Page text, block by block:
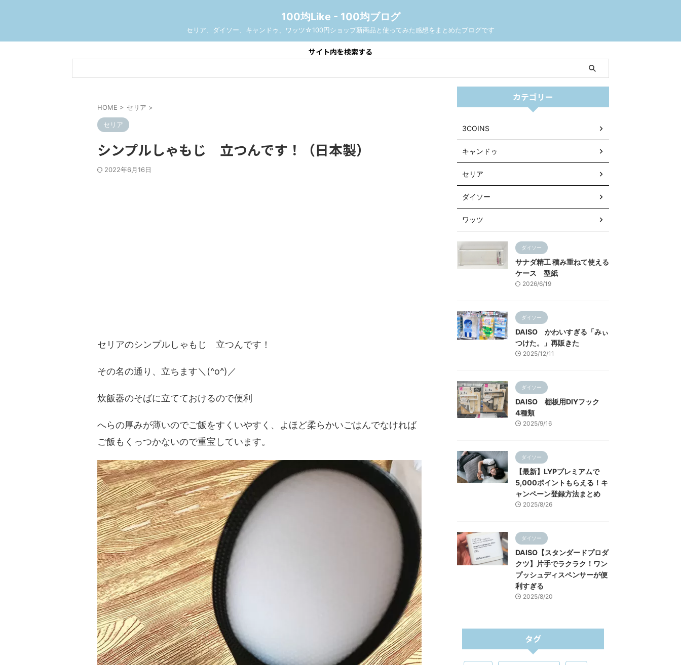
100均Like - 100均ブログ
セリア、ダイソー、キャンドゥ、ワッツ☆100円ショップ新商品と使ってみた感想をまとめたブログです
サイト内を検索する
HOME > セリア >
セリア
シンプルしゃもじ 立つんです！（日本製）
2022年6月16日
セリアのシンプルしゃもじ 立つんです！
その名の通り、立ちます＼(^o^)／
炊飯器のそばに立てておけるので便利
へらの厚みが薄いのでご飯をすくいやすく、よほど柔らかいごはんでなければ
ご飯もくっつかないので重宝しています。
カテゴリー
3COINS
キャンドゥ
セリア
ダイソー
ワッツ
ダイソー
サナダ精工 積み重ねて使える
ケース 型紙
2026/6/19
ダイソー
DAISO かわいすぎる「みぃ
つけた。」再販きた
2025/12/11
ダイソー
DAISO 棚板用DIYフック
4種類
2025/9/16
ダイソー
【最新】LYPプレミアムで
5,000ポイントもらえる！キ
ャンペーン登録方法まとめ
2025/8/26
ダイソー
DAISO【スタンダードプロダ
クツ】片手でラクラク！ワン
プッシュディスペンサーが便
利すぎる
2025/8/20
タグ